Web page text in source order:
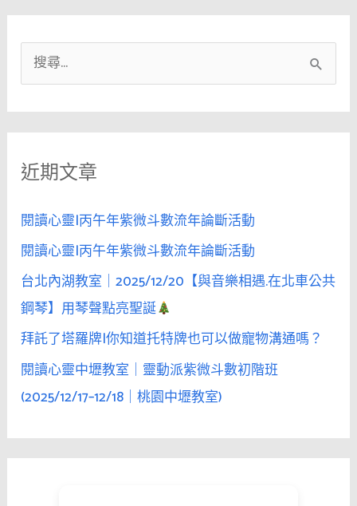
尋
關
字
近期文章
閱讀心靈|丙午年紫微斗數流年論斷活動
閱讀心靈|丙午年紫微斗數流年論斷活動
台北內湖教室｜2025/12/20【與音樂相遇.在北車公共
鋼琴】用琴聲點亮聖誕
拜託了塔羅牌|你知道托特牌也可以做寵物溝通嗎？
閱讀心靈中壢教室｜靈動派紫微斗數初階班
(2025/12/17–12/18｜桃園中壢教室)